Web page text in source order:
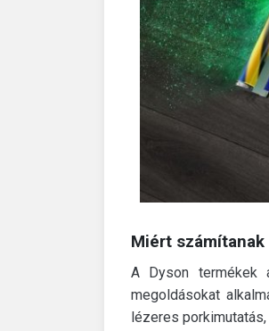
Miért
A Dyson termékek
megoldásokat
lézeres